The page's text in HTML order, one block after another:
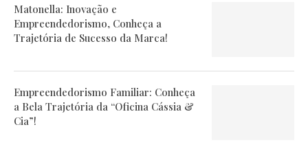
Matonella: Inovação e
Empreendedorismo, Conheça a
Trajetória de Sucesso da Marca!
Empreendedorismo Familiar: Conheça
a Bela Trajetória da “Oficina Cássia &
Cia”!